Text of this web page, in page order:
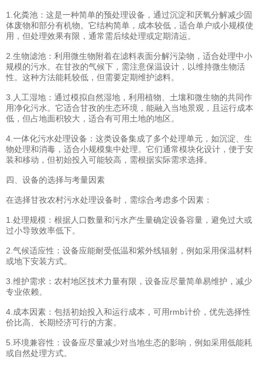
1.化粪池：这是一种简单的预处理设备，通过沉淀和厌氧分解减少固
体废物和部分有机物。它结构简单，成本较低，适合单户或小规模使
用，但处理效果有限，通常需后续处理或定期清运。
2.生物滤池：利用微生物附着在滤料表面分解污染物，适合处理中小
规模的污水。在甘孜的气候下，需注意保温设计，以维持微生物活
性。这种方法能耗较低，但需要定期维护滤料。
3.人工湿地：通过模拟自然湿地，利用植物、土壤和微生物的共同作
用净化污水。它适合甘孜的生态环境，能融入当地景观，且运行成本
低，但占地面积较大，适合有可用土地的地区。
4.一体化污水处理设备：这类设备集成了多个处理单元，如沉淀、生
物处理和消毒，适合小规模集中处理。它们通常模块化设计，便于安
装和移动，但初始投入可能较高，需根据实际需求选择。
四、设备的选择与考量因素
在选择甘孜农村污水处理设备时，需综合考虑多个因素：
1.处理规模：根据人口数量和污水产生量确定设备容量，避免过大或
过小导致效率低下。
2.气候适应性：设备应能耐受低温和紫外线辐射，例如采用保温材料
或地下安装方式。
3.维护需求：农村地区技术力量有限，设备应尽量简单易维护，减少
专业依赖。
4.成本因素：包括初始投入和运行成本，可用rmb计价，优先选择性
价比高、长期经济可行的方案。
5.环境兼容性：设备应尽量减少对当地生态的影响，例如采用低能耗
或自然处理方式。